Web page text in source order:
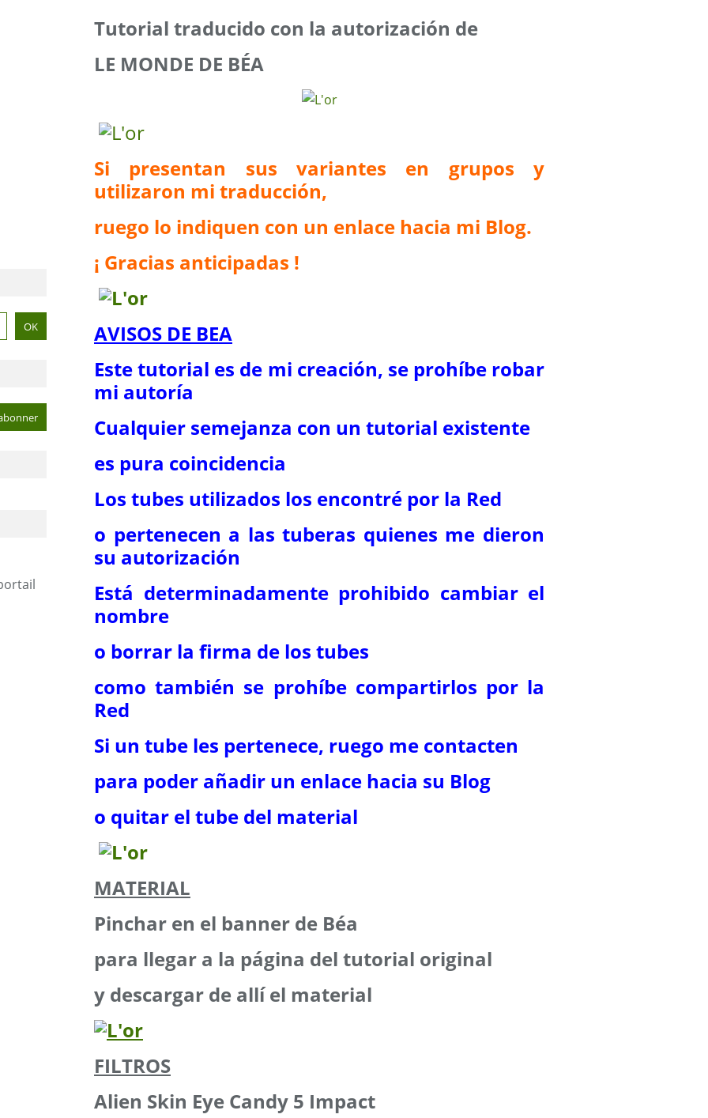
Tutorial traducido con la autorización de
LE MONDE DE BÉA
Si presentan sus variantes en grupos y
utilizaron mi traducción,
ruego lo indiquen con un enlace hacia mi Blog.
¡ Gracias anticipadas !
AVISOS DE BEA
Este tutorial es de mi creación, se prohíbe robar
mi autoría
Cualquier semejanza con un tutorial existente
es pura coincidencia
Los tubes utilizados los encontré por la Red
o pertenecen a las tuberas quienes me dieron
su autorización
Está determinadamente prohibido cambiar el
nombre
o borrar la firma de los tubes
como también se prohíbe compartirlos por la
Red
Si un tube les pertenece, ruego me contacten
para poder añadir un enlace hacia su Blog
o quitar el tube del material
MATERIAL
Pinchar en el banner de Béa
para llegar a la página del tutorial original
y descargar de allí el material
FILTROS
Alien Skin Eye Candy 5 Impact